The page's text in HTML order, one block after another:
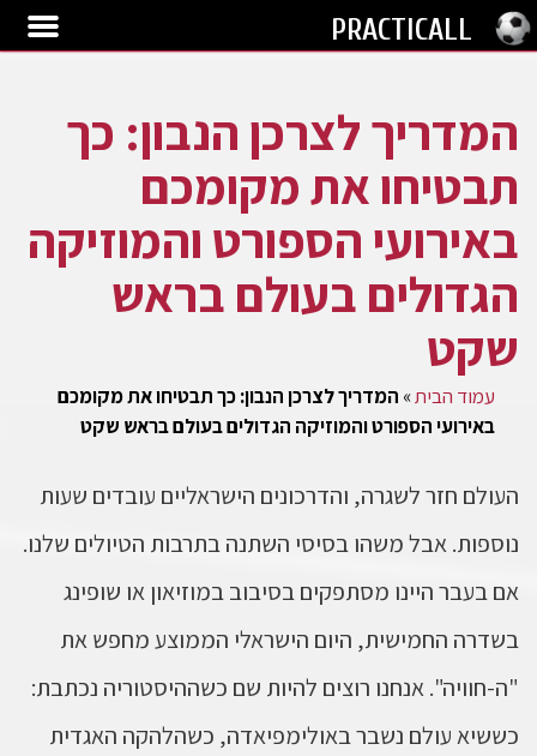
PRACTICALL
המדריך לצרכן הנבון: כך
תבטיחו את מקומכם
באירועי הספורט והמוזיקה
הגדולים בעולם בראש
שקט
עמוד הבית» המדריך לצרכן הנבון: כך תבטיחו את מקומכם
באירועי הספורט והמוזיקה הגדולים בעולם בראש שקט
העולם חזר לשגרה, והדרכונים הישראליים עובדים שעות
נוספות. אבל משהו בסיסי השתנה בתרבות הטיולים שלנו.
אם בעבר היינו מסתפקים בסיבוב במוזיאון או שופינג
בשדרה החמישית, היום הישראלי הממוצע מחפש את
"ה-חוויה". אנחנו רוצים להיות שם כשההיסטוריה נכתבת:
כששיא עולם נשבר באולימפיאדה, כשהלהקה האגדית